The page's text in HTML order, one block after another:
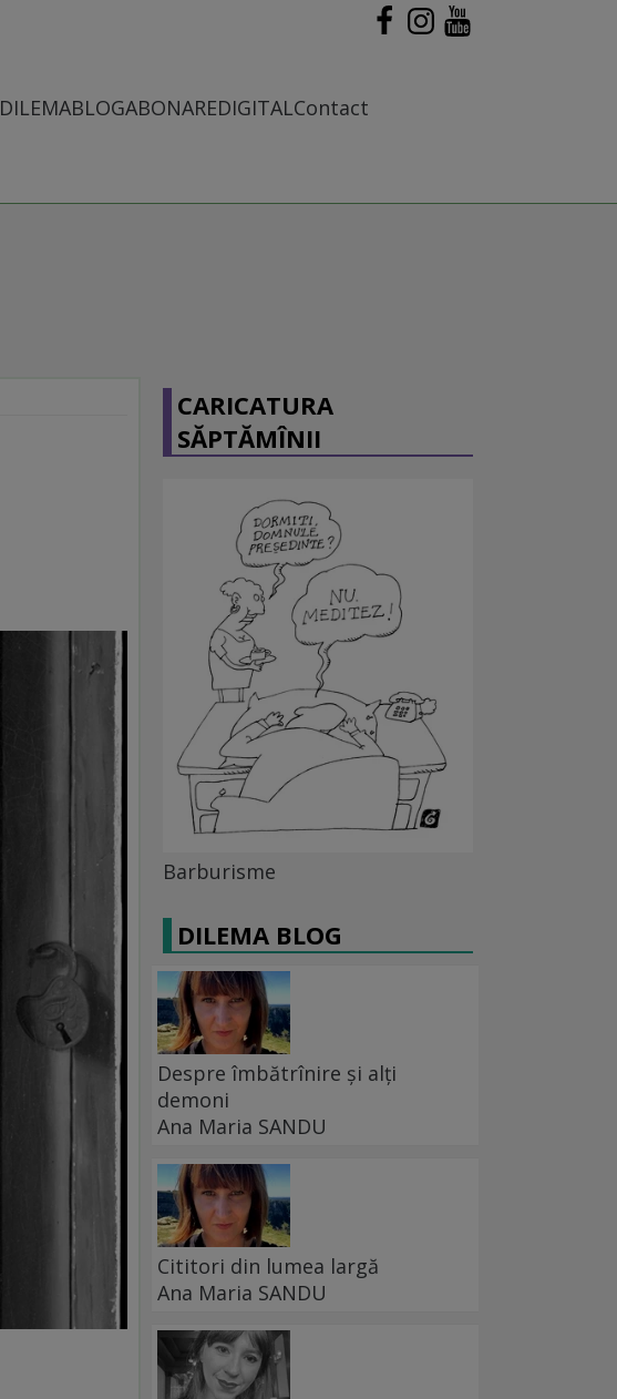
DILEMABLOGABONAREDIGITALContact
CARICATURA
SĂPTĂMÎNII
Barburisme
DILEMA BLOG
Despre îmbătrînire și alți
demoni
Ana Maria SANDU
Cititori din lumea largă
Ana Maria SANDU